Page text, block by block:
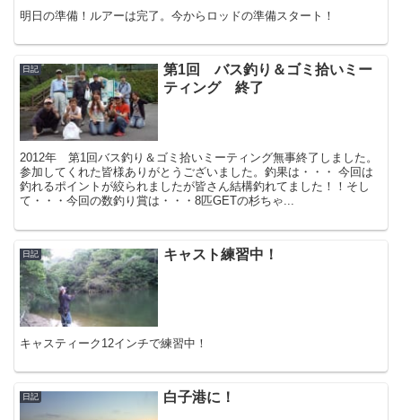
明日の準備！ルアーは完了。今からロッドの準備スタート！
日記
第1回 バス釣り＆ゴミ拾いミー
ティング 終了
2012年 第1回バス釣り＆ゴミ拾いミーティング無事終了しました。
参加してくれた皆様ありがとうございました。釣果は・・・ 今回は
釣れるポイントが絞られましたが皆さん結構釣れてました！！そし
て・・・今回の数釣り賞は・・・8匹GETの杉ちゃ...
日記 キャスト練習中！
キャスティーク12インチで練習中！
日記 白子港に！